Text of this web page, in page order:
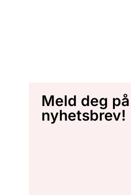
Meld deg
nyhetsbrev!